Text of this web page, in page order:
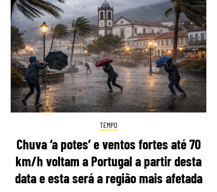
TEMPO
Chuva ‘a potes’ e ventos fortes até 70
km/h voltam a Portugal a partir desta
data e esta será a região mais afetada